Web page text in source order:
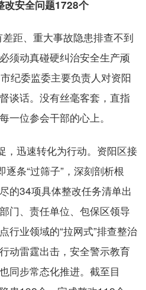
改安全问题1728个
距、重大事故隐患排查不到
动真碰硬纠治安全生产顽
纪委监委主要负责人对资阳
谈话。没有丝毫客套，直指
一位参会干部的心上。
迅速转化为行动。资阳区接
逐条“过筛子”，深刻剖析根
的34项具体整改任务清单出
门、责任单位、包保区领导
行业领域的“拉网式”排查整治
动雷霆出击，安全警示教育
同步常态化推进。截至目